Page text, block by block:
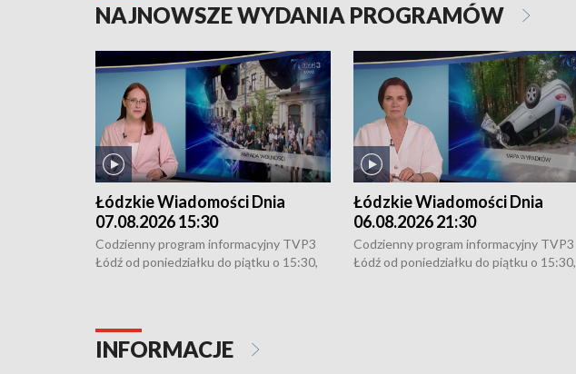
NAJNOWSZE WYDANIA PROGRAMÓW
Łódzkie Wiadomości Dnia
07.08.2026 15:30
Codzienny program informacyjny TVP3
Łódź od poniedziałku do piątku o 15:30,
Łódzkie Wiadomości Dnia
06.08.2026 21:30
Codzienny program informacyjny TVP3
Łódź od poniedziałku do piątku o 15:30,
INFORMACJE